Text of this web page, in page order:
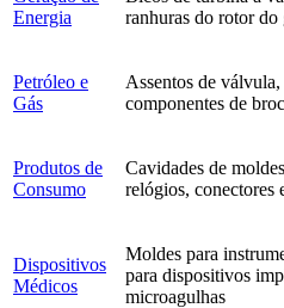
Energia
ranhuras do rotor do
Petróleo e
Gás
Assentos de
componentes de
Produtos de
Consumo
Cavidades de
relógios, conectores
Dispositivos
Médicos
Moldes para
para dispositivos
microagulhas